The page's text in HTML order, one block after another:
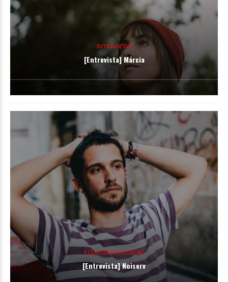
INTERVIEWS
[Entrevista] Márcia
ECLETISMO MUSICAL
[Entrevista] Noiserv